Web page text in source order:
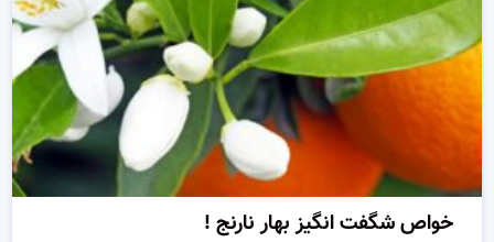
خواص شگفت انگیز بهار نارنج !